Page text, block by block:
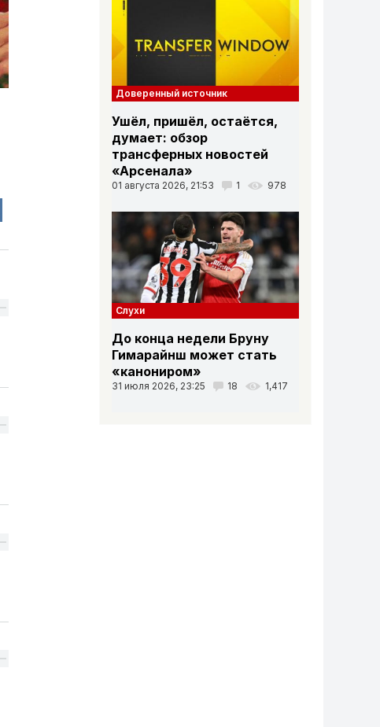
Доверенный источник
Ушёл, пришёл, остаётся,
думает: обзор
трансферных новостей
«Арсенала»
01 августа 2026, 21:53 1 978
Слухи
До конца недели Бруну
Гимарайнш может стать
«канониром»
31 июля 2026, 23:25 18 1,417